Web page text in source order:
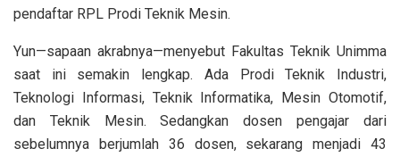
pendaftar RPL Prodi Teknik Mesin.
Yun—sapaan akrabnya—menyebut Fakultas Teknik Unimma
saat ini semakin lengkap. Ada Prodi Teknik Industri,
Teknologi Informasi, Teknik Informatika, Mesin Otomotif,
dan Teknik Mesin. Sedangkan dosen pengajar dari
sebelumnya berjumlah 36 dosen, sekarang menjadi 43